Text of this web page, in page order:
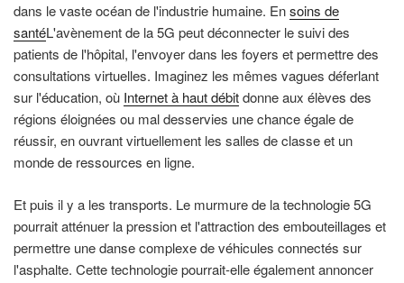
dans le vaste océan de l'industrie humaine. Ensoins de
santéL'avènement de la 5G peut déconnecter le suivi des
patients de l'hôpital, l'envoyer dans les foyers et permettre des
consultations virtuelles. Imaginez les mêmes vagues déferlant
sur l'éducation, où Internet à haut débitdonne aux élèves des
régions éloignées ou mal desservies une chance égale de
réussir, en ouvrant virtuellement les salles de classe et un
monde de ressources en ligne.
Et puis il y a les transports. Le murmure de la technologie 5G
pourrait atténuer la pression et l'attraction des embouteillages et
permettre une danse complexe de véhicules connectés sur
l'asphalte. Cette technologie pourrait-elle également annoncer